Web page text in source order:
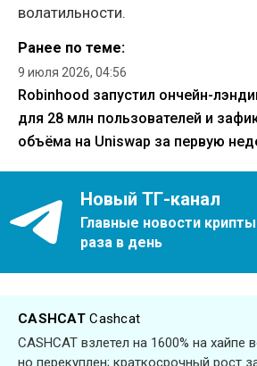
волатильности.
Ранее по теме:
9 июля 2026, 04:56
Robinhood запустил ончейн-
для 28 млн пользователей и
объёма на Uniswap за первую
Новый ТГ-канал
Главные новости
раза в день
CASHCATCashcat
CASHCAT взлетел на 1600% на хайпе
но перекуплен; краткосрочный рост